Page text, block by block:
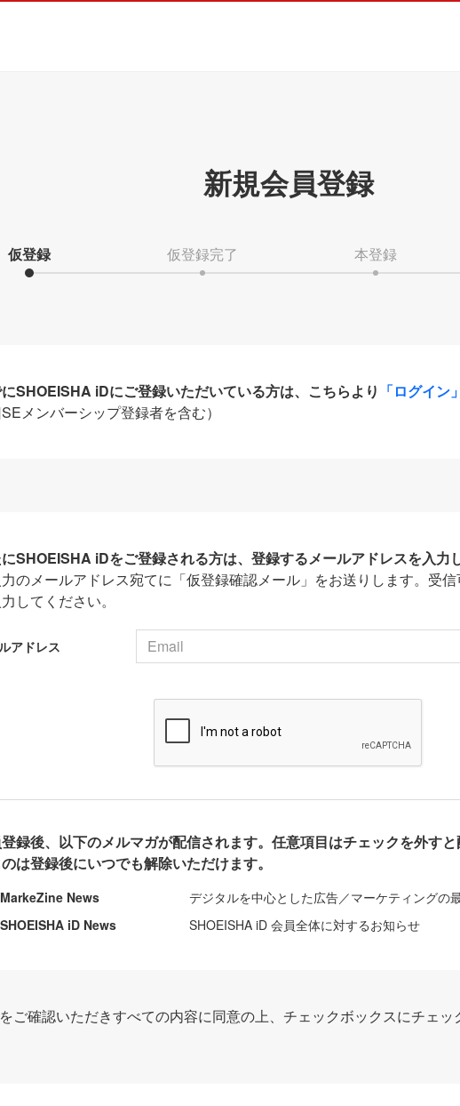
新規会員登録
仮登録 仮登録完了 本登録
SHOEISHA iDにご登録いただいている方は、こちらより 「ログイン」
SEメンバーシップ登録者を含む）
SHOEISHA iDをご登録される方は、登録するメールアドレスを入力
のメールアドレス宛てに「仮登録確認メール」をお送りします。受
してください。
アドレス
録後、以下のメルマガが配信されます。任意項目はチェックを外す
は登録後にいつでも解除いただけます。
MarkeZine News
デジタルを中心とした広告／マーケティングの
SHOEISHA iD News
SHOEISHA iD 会員全体に対するお知らせ
ご確認いただきすべての内容に同意の上、チェックボックスにチェッ